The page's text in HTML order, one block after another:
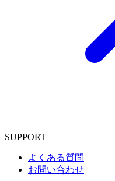
SUPPORT
よくある質問
お問い合わせ